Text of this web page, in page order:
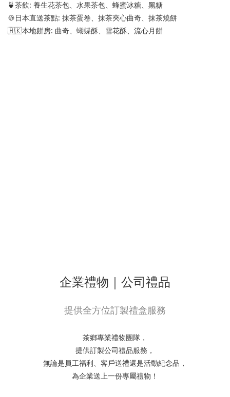
🍵茶飲: 養生花茶包、水果茶包、蜂蜜冰糖、黑糖
🍪日本直送茶點: 抹茶蛋卷、抹茶夾心曲奇、抹茶燒餅
🇭🇰本地餅房: 曲奇、蝴蝶酥、雪花酥、流心月餅
企業禮物｜公司禮品
提供全方位訂製禮盒服務
茶鄉專業禮物團隊，
提供訂製公司禮品服務，
無論是員工福利、客戶送禮還是活動紀念品，
為企業送上一份專屬禮物！